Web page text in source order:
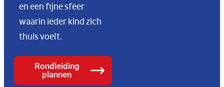
en een fijne sfeer
waarin ieder kind zich
thuis voelt.
Rondleiding
plannen